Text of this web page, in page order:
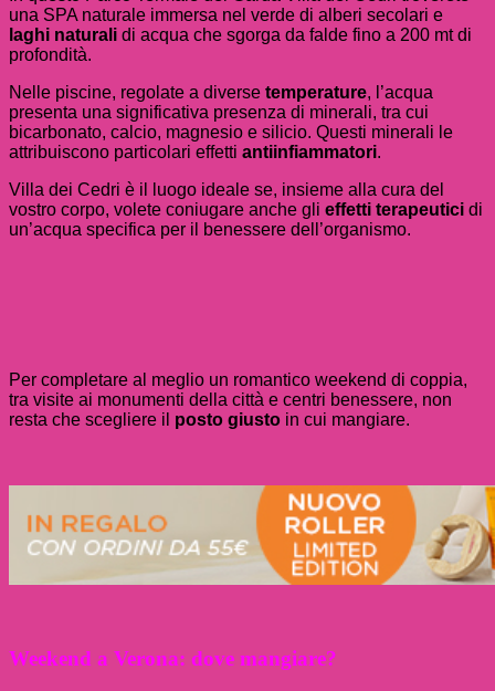
una SPA naturale immersa nel verde di alberi secolari e
laghi naturali di acqua che sgorga da falde fino a 200 mt di
profondità.
Nelle piscine, regolate a diverse temperature, l’acqua
presenta una significativa presenza di minerali, tra cui
bicarbonato, calcio, magnesio e silicio. Questi minerali le
attribuiscono particolari effetti antiinfiammatori.
Villa dei Cedri è il luogo ideale se, insieme alla cura del
vostro corpo, volete coniugare anche gli effetti terapeutici di
un’acqua specifica per il benessere dell’organismo.
Per completare al meglio un romantico weekend di coppia,
tra visite ai monumenti della città e centri benessere, non
resta che scegliere il posto giusto in cui mangiare.
Weekend a Verona: dove mangiare?